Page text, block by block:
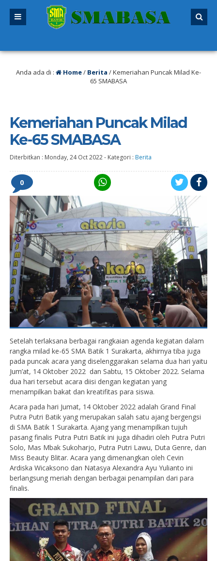
Anda ada di : Home/ Berita /Kemeriahan Puncak Milad Ke-
65 SMABASA
Kemeriahan Puncak Milad
Ke-65 SMABASA
Diterbitkan : Monday, 24 Oct 2022- Kategori : Berita
0
Setelah terlaksana berbagai rangkaian agenda kegiatan dalam
rangka milad ke-65 SMA Batik 1 Surakarta, akhirnya tiba juga
pada puncak acara yang diselenggarakan selama dua hari yaitu
Jum’at, 14 Oktober 2022 dan Sabtu, 15 Oktober 2022. Selama
dua hari tersebut acara diisi dengan kegiatan yang
menampilkan bakat dan kreatifitas para siswa.
Acara pada hari Jumat, 14 Oktober 2022 adalah Grand Final
Putra Putri Batik yang merupakan salah satu ajang bergengsi
di SMA Batik 1 Surakarta. Ajang yang menampilkan tujuh
pasang finalis Putra Putri Batik ini juga dihadiri oleh Putra Putri
Solo, Mas Mbak Sukoharjo, Putra Putri Lawu, Duta Genre, dan
Miss Beauty Blitar. Acara yang dimenangkan oleh Cevin
Ardiska Wicaksono dan Natasya Alexandra Ayu Yulianto ini
berlangsung meriah dengan berbagai penampilan dari para
finalis.